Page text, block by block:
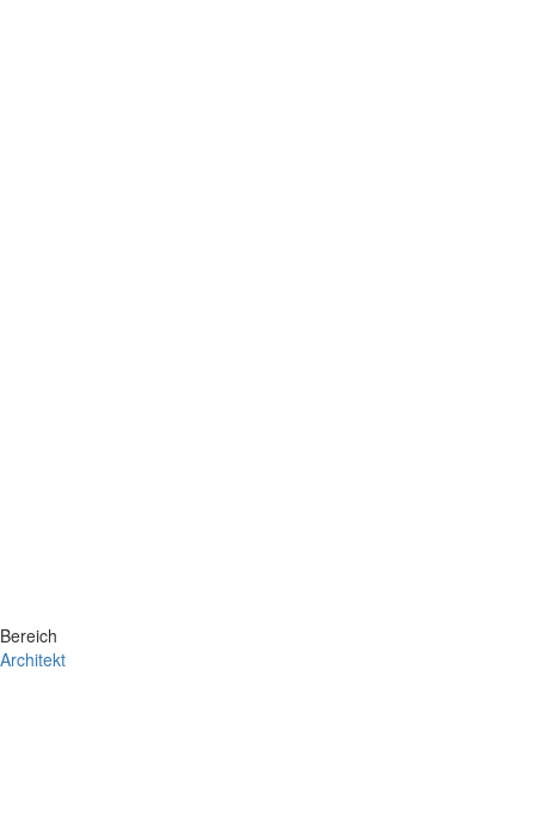
Bereich
Architekt